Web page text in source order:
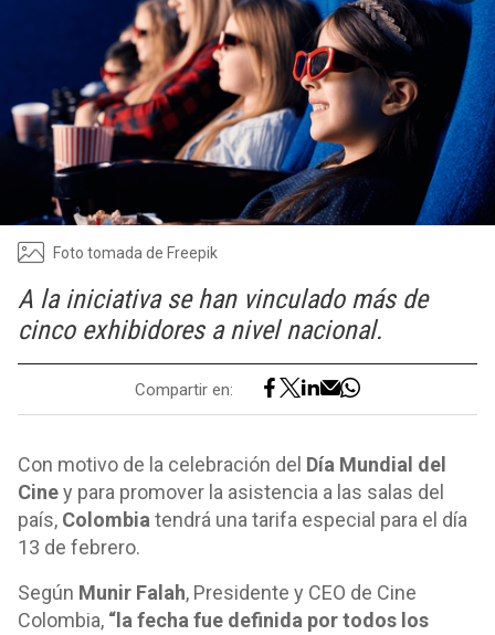
Foto tomada de Freepik
A la iniciativa se han vinculado más de
cinco exhibidores a nivel nacional.
Compartir en:
Con motivo de la celebración del Día Mundial del
Ciney para promover la asistencia a las salas del
país, Colombia tendrá una tarifa especial para el día
13 de febrero.
Según Munir Falah, Presidente y CEO de Cine
Colombia, “la fecha fue definida por todos los